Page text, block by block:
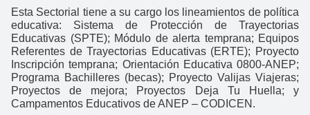
Esta Sectorial tiene a su cargo los lineamientos de política
educativa: Sistema de Protección de Trayectorias
Educativas (SPTE); Módulo de alerta temprana; Equipos
Referentes de Trayectorias Educativas (ERTE); Proyecto
Inscripción temprana; Orientación Educativa 0800-ANEP;
Programa Bachilleres (becas); Proyecto Valijas Viajeras;
Proyectos de mejora; Proyectos Deja Tu Huella; y
Campamentos Educativos de ANEP – CODICEN.